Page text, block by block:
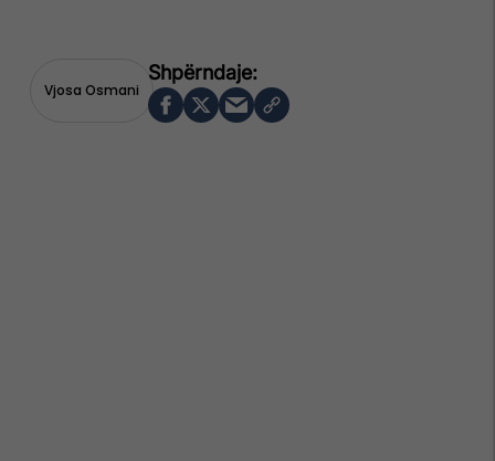
Vjosa Osmani